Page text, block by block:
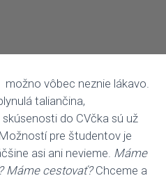
vôbec neznie lákavo.
taliančina,
do CVčka sú už
pre študentov je
asi ani nevieme. Máme
Máme cestovať?Chceme a